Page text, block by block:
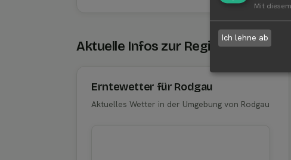
Aktuelle Infos zur Region 63110
Erntewetter für Rodgau
Aktuelles Wetter in der Umgebung von Rodgau
Mit
Ich lehne ab